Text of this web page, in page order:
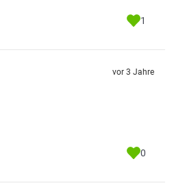
1
vor 3 Jahre
0